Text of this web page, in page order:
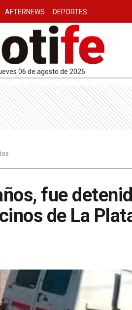
AFTERNEWS DEPORTES
06 de agosto de 2026
fue
de La